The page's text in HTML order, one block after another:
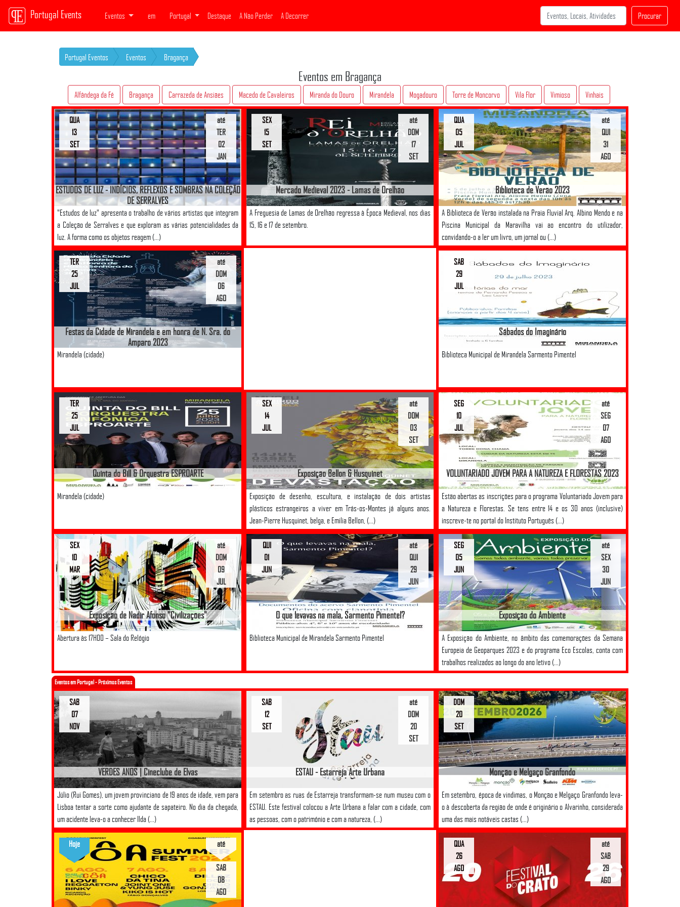
Portugal Events Eventos em Portugal Destaque A Não Perder A Decorrer Procurar
Portugal Eventos Eventos Bragança
Eventos em Bragança
Alfândega da Fé Bragança Carrazeda de Ansiães Macedo de Cavaleiros Miranda do Douro Mirandela Mogadouro Torre de Moncorvo Vila Flor Vimioso Vinhais
ESTUDOS DE LUZ - INDÍCIOS, REFLEXOS E SOMBRAS NA COLEÇÃO
DE SERRALVES
"Estudos de luz" apresenta o trabalho de vários artistas que integram
a Coleção de Serralves e que exploram as várias potencialidades da
luz. A forma como os objetos reagem (...)
até
TER
02
JAN
QUA
13
SET
Mercado Medieval 2023 - Lamas de Orelhão
A Freguesia de Lamas de Orelhão regressa à Época Medieval, nos dias
15, 16 e 17 de setembro.
até
DOM
17
SET
SEX
15
SET
Biblioteca de Verão 2023
A Biblioteca de Verão instalada na Praia Fluvial Arq. Albino Mendo e na
Piscina Municipal da Maravilha vai ao encontro do utilizador,
convidando-o a ler um livro, um jornal ou (...)
até
QUI
31
AGO
QUA
05
JUL
Festas da Cidade de Mirandela e em honra de N. Sra. do
Amparo 2023
Mirandela (cidade)
até
DOM
06
AGO
TER
25
JUL
Sábados do Imaginário
Biblioteca Municipal de Mirandela Sarmento Pimentel
SAB
29
JUL
Quinta do Bill & Orquestra ESPROARTE
Mirandela (cidade)
TER
25
JUL
Exposição Bellon & Husquinet
Exposição de desenho, escultura, e instalação de dois artistas
plásticos estrangeiros a viver em Trás-os-Montes já alguns anos.
Jean-Pierre Husquinet, belga, e Emilia Bellon, (...)
até
DOM
03
SET
SEX
14
JUL
VOLUNTARIADO JOVEM PARA A NATUREZA E FLORESTAS 2023
Estão abertas as inscrições para o programa Voluntariado Jovem para
a Natureza e Florestas. Se tens entre 14 e os 30 anos (inclusive)
inscreve-te no portal do Instituto Português (...)
até
SEG
07
AGO
SEG
10
JUL
Exposição de Nadir Afonso "Civilizações"
Abertura às 17H00 – Sala do Relógio
até
DOM
09
JUL
SEX
10
MAR
O que levavas na mala, Sarmento Pimentel?
Biblioteca Municipal de Mirandela Sarmento Pimentel
até
QUI
29
JUN
QUI
01
JUN
Exposição do Ambiente
A Exposição do Ambiente, no âmbito das comemorações da Semana
Europeia de Geoparques 2023 e do programa Eco Escolas, conta com
trabalhos realizados ao longo do ano letivo (...)
até
SEX
30
JUN
SEG
05
JUN
Eventos em Portugal - Próximos Eventos
VERDES ANOS | Cineclube de Elvas
Júlio (Rui Gomes), um jovem provinciano de 19 anos de idade, vem para
Lisboa tentar a sorte como ajudante de sapateiro. No dia da chegada,
um acidente leva-o a conhecer Ilda (...)
SAB
07
NOV
ESTAU - Estarreja Arte Urbana
Em setembro as ruas de Estarreja transformam-se num museu com o
ESTAU. Este festival colocou a Arte Urbana a falar com a cidade, com
as pessoas, com o património e com a natureza, (...)
até
DOM
20
SET
SAB
12
SET
Monção e Melgaço Granfondo
Em setembro, época de vindimas, o Monção e Melgaço Granfondo leva-
o à descoberta da região de onde é originário o Alvarinho, considerada
uma das mais notáveis castas (...)
DOM
20
SET
até
SAB
08
AGO
Hoje
até
SAB
29
AGO
QUA
26
AGO